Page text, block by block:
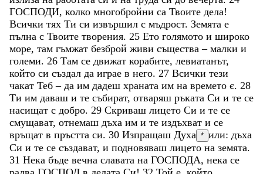
ГОСПОДИ, колко многобройни са Твоите дела!
Всички тях Ти си извършил с мъдрост. Земята е
пълна с Твоите творения. 25 Ето голямото и широко
море, там гъмжат безброй живи същества– малки и
големи. 26 Там се движат корабите, левиатанът,
който си създал да играе в него. 27 Всички тези
чакат Теб– да им дадеш храната им на времето є. 28
Ти им даваш и те събират, отваряш ръката Си и те се
насищат с добро. 29 Скриваш лицето Си и те се
смущават, отнемаш дъха им и те издъхват и се
връщат в пръстта си. 30 Изпращаш Духа * или: дъха
Си и те се създават, и подновяваш лицето на земята.
31 Нека бъде вечна славата на ГОСПОДА, нека се